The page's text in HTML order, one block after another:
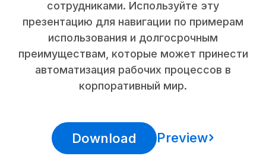
сотрудниками. Используйте эту
презентацию для навигации по примерам
использования и долгосрочным
преимуществам, которые может принести
автоматизация рабочих процессов в
корпоративный мир.
Download Preview